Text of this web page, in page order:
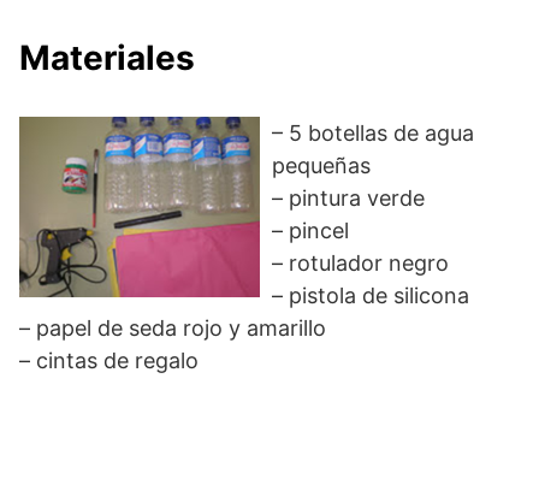
Materiales
– 5 botellas de agua
pequeñas
– pintura verde
– pincel
– rotulador negro
– pistola de silicona
– papel de seda rojo y amarillo
– cintas de regalo